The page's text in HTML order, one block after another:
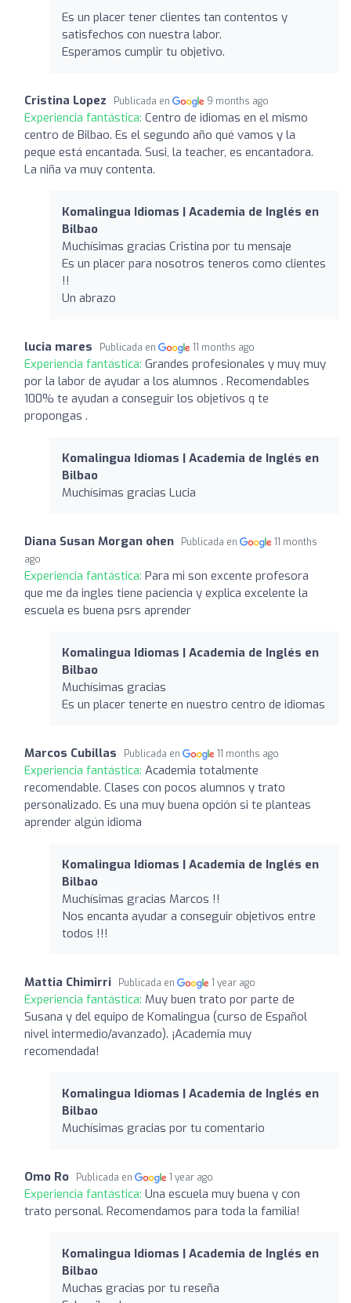
Es un placer tener clientes tan contentos y
satisfechos con nuestra labor.
Esperamos cumplir tu objetivo.
Cristina Lopez Publicada en 9 months ago
Experiencia fantástica: Centro de idiomas en el mismo
centro de Bilbao. Es el segundo año qué vamos y la
peque está encantada. Susi, la teacher, es encantadora.
La niña va muy contenta.
Komalingua Idiomas | Academia de Inglés en
Bilbao
Muchísimas gracias Cristina por tu mensaje
Es un placer para nosotros teneros como clientes
!!
Un abrazo
lucia mares Publicada en 11 months ago
Experiencia fantástica: Grandes profesionales y muy muy
por la labor de ayudar a los alumnos . Recomendables
100% te ayudan a conseguir los objetivos q te
propongas .
Komalingua Idiomas | Academia de Inglés en
Bilbao
Muchísimas gracias Lucia
Diana Susan Morgan ohen Publicada en
11 months
ago
Experiencia fantástica: Para mi son excente profesora
que me da ingles tiene paciencia y explica excelente la
escuela es buena psrs aprender
Komalingua Idiomas | Academia de Inglés en
Bilbao
Muchísimas gracias
Es un placer tenerte en nuestro centro de idiomas
Marcos Cubillas Publicada en 11 months ago
Experiencia fantástica: Academia totalmente
recomendable. Clases con pocos alumnos y trato
personalizado. Es una muy buena opción si te planteas
aprender algún idioma
Komalingua Idiomas | Academia de Inglés en
Bilbao
Muchísimas gracias Marcos !!
Nos encanta ayudar a conseguir objetivos entre
todos !!!
Mattia Chimirri Publicada en 1 year ago
Experiencia fantástica: Muy buen trato por parte de
Susana y del equipo de Komalingua (curso de Español
nivel intermedio/avanzado). ¡Academia muy
recomendada!
Komalingua Idiomas | Academia de Inglés en
Bilbao
Muchísimas gracias por tu comentario
Omo Ro Publicada en 1 year ago
Experiencia fantástica: Una escuela muy buena y con
trato personal. Recomendamos para toda la familia!
Komalingua Idiomas | Academia de Inglés en
Bilbao
Muchas gracias por tu reseña